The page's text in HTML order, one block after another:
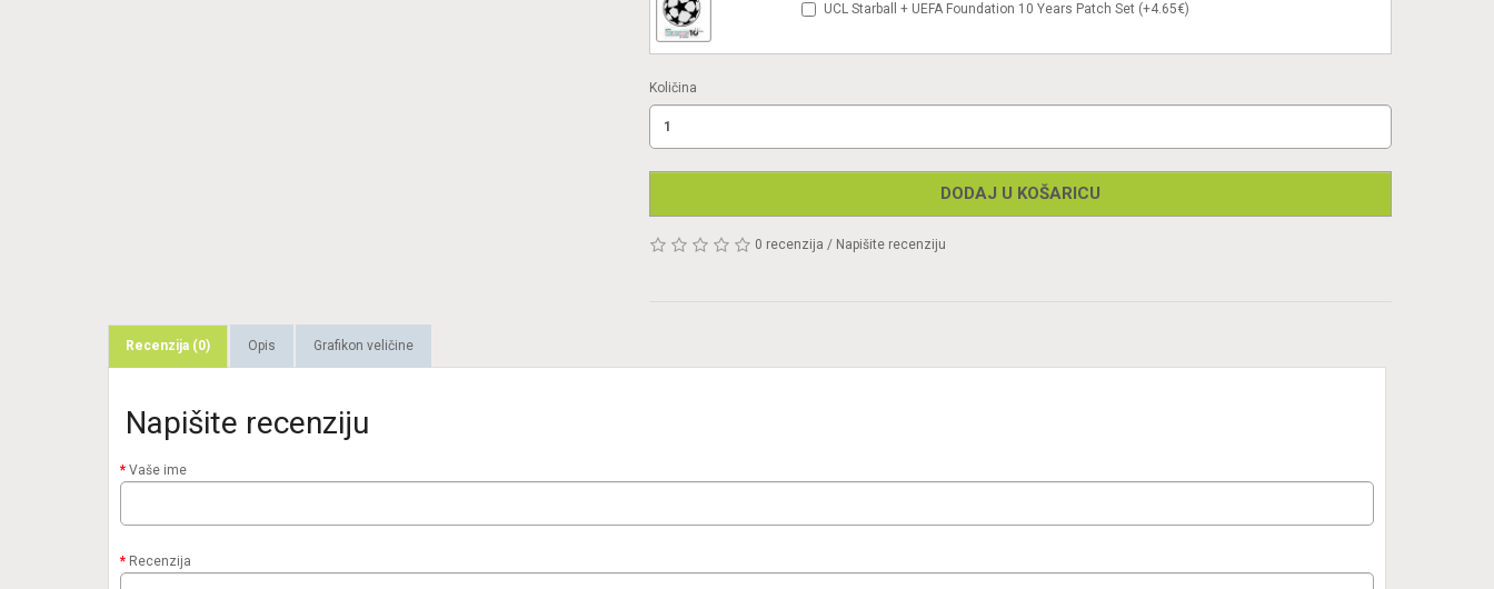
UCL Starball + UEFA Foundation 10 Years Patch Set (+4.65€)
Količina
DODAJ U KOŠARICU
0 recenzija / Napišite recenziju
Recenzija (0) Opis Grafikon veličine
Napišite recenziju
Vaše ime
Recenzija